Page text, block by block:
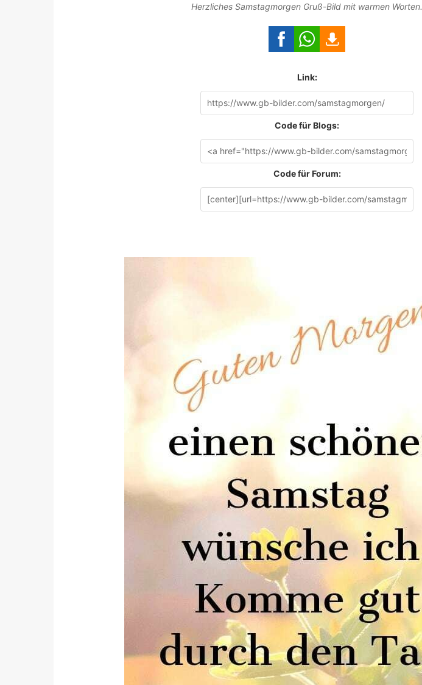
Herzliches Samstagmorgen Gruß-Bild mit warmen Worten.
Link:
Code für Blogs:
Code für Forum: